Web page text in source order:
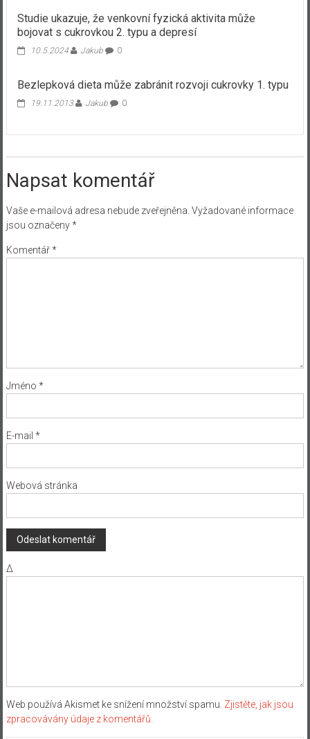
Studie ukazuje, že venkovní fyzická aktivita může
bojovat s cukrovkou 2. typu a depresí
10.5.2024 Jakub 0
Bezlepková dieta může zabránit rozvoji cukrovky 1. typu
19.11.2013 Jakub 0
Napsat komentář
Vaše e-mailová adresa nebude zveřejněna. Vyžadované informace
jsou označeny*
Komentář*
Jméno *
E-mail *
Webová stránka
Δ
Web používá Akismet ke snížení množství spamu. Zjistěte, jak jsou
zpracovávány údaje z komentářů.